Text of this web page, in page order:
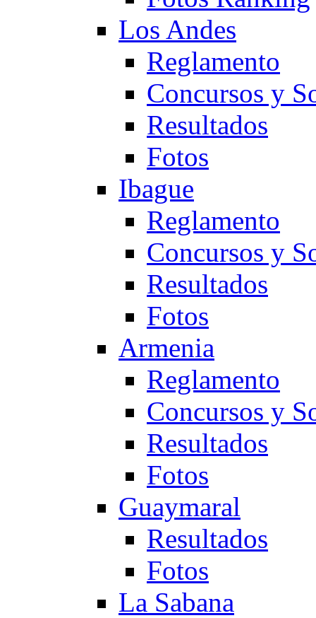
Los Andes
Reglamento
Concursos y
Resultados
Fotos
Ibague
Reglamento
Concursos y
Resultados
Fotos
Armenia
Reglamento
Concursos y
Resultados
Fotos
Guaymaral
Resultados
Fotos
La Sabana